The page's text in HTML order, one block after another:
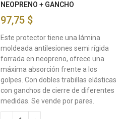
NEOPRENO + GANCHO
97,75 $
Este protector tiene una lámina
moldeada antilesiones semi rígida
forrada en neopreno, ofrece una
máxima absorción frente a los
golpes. Con dobles trabillas elásticas
con ganchos de cierre de diferentes
medidas. Se vende por pares.